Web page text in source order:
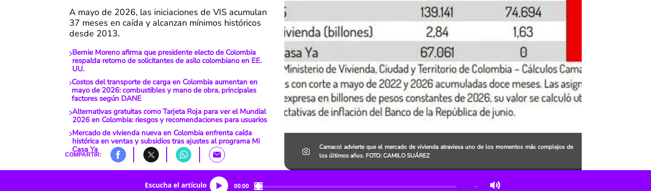
A mayo de 2026, las iniciaciones de VIS acumulan
37 meses en caída y alcanzan mínimos históricos
desde 2013.
Bernie Moreno afirma que presidente electo de Colombia
respalda retorno de solicitantes de asilo colombiano en EE.
UU.
Costos del transporte de carga en Colombia aumentan en
mayo de 2026: combustibles y mano de obra, principales
factores según DANE
Alternativas gratuitas como Tarjeta Roja para ver el Mundial
2026 en Colombia: riesgos y recomendaciones para usuarios
Mercado de vivienda nueva en Colombia enfrenta caída
histórica en ventas y subsidios tras ajustes al programa Mi
Casa Ya
COMPARTIR:
Camacol advierte que el mercado de vivienda atraviesa uno de los momentos más complejos de
los últimos años. FOTO: CAMILO SUÁREZ
Escucha el artículo 00:00 …